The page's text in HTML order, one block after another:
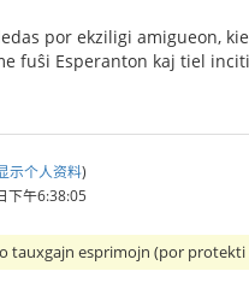
por ekziligi amigueon,
fuŝi Esperanton kaj tiel
示个人资料)
下午6:38:05
tauxgajn esprimojn (por